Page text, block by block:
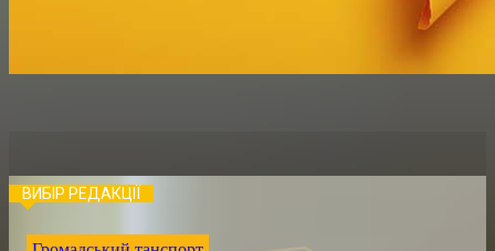
ВИБІР РЕДАКЦІЇ